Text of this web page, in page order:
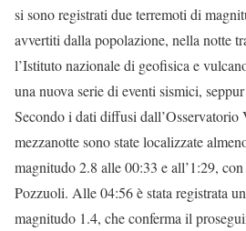
si sono registrati due terremoti di
avvertiti dalla popolazione, nella notte
l’Istituto nazionale di geofisica e
una nuova serie di eventi sismici,
Secondo i dati diffusi dall’Osservatorio
mezzanotte sono state localizzate
magnitudo 2.8 alle 00:33 e all’1:29,
Pozzuoli. Alle 04:56 è stata registrata
magnitudo 1.4, che conferma il